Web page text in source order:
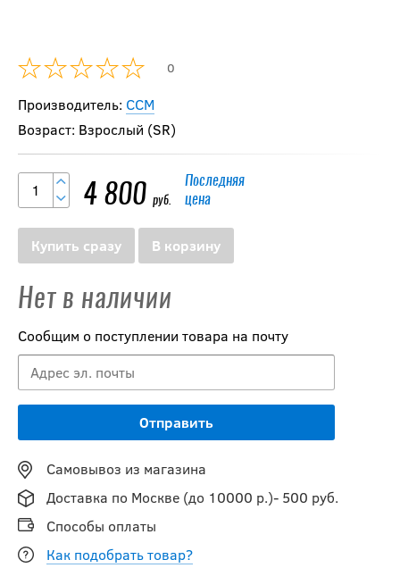
0
Производитель: CCM
Возраст: Взрослый (SR)
4 800 руб.
Последняя
цена
Купить сразу В корзину
Нет в наличии
Сообщим о поступлении товара на почту
Самовывоз из магазина
Доставка по Москве (до 10000 р.)- 500 руб.
Способы оплаты
Как подобрать товар?